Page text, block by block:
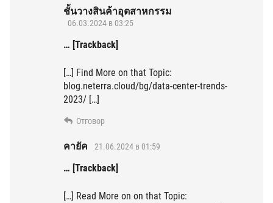
ชั้นวางสินค้าอุตสาหกรรม
06.03.2024 в 03:25
… [Trackback]
[…] Find More on that Topic:
blog.neterra.cloud/bg/data-center-trends-
2023/ […]
Отговор
คายัค 21.06.2024 в 01:59
… [Trackback]
[…] Read More on on that Topic: